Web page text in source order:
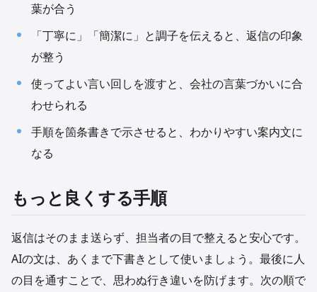
葉が合う
「丁寧に」「簡潔に」と調子を伝えると、返信の印象
が整う
使ってよい言い回しを渡すと、会社の言葉づかいに合
わせられる
手順を箇条書きで示させると、わかりやすい案内文に
なる
もっと良くする手順
返信はそのまま送らず、担当者の目で整えると安心です。
AIの文は、あくまで下書きとして使いましょう。最後に人
の目を通すことで、思わぬ行き違いを防げます。次の順で